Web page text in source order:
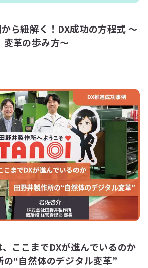
ら紐解く！DX成功の方程式 ～
革の歩み方～
ここまでDXが進んでいるのか
“自然体のデジタル変革”